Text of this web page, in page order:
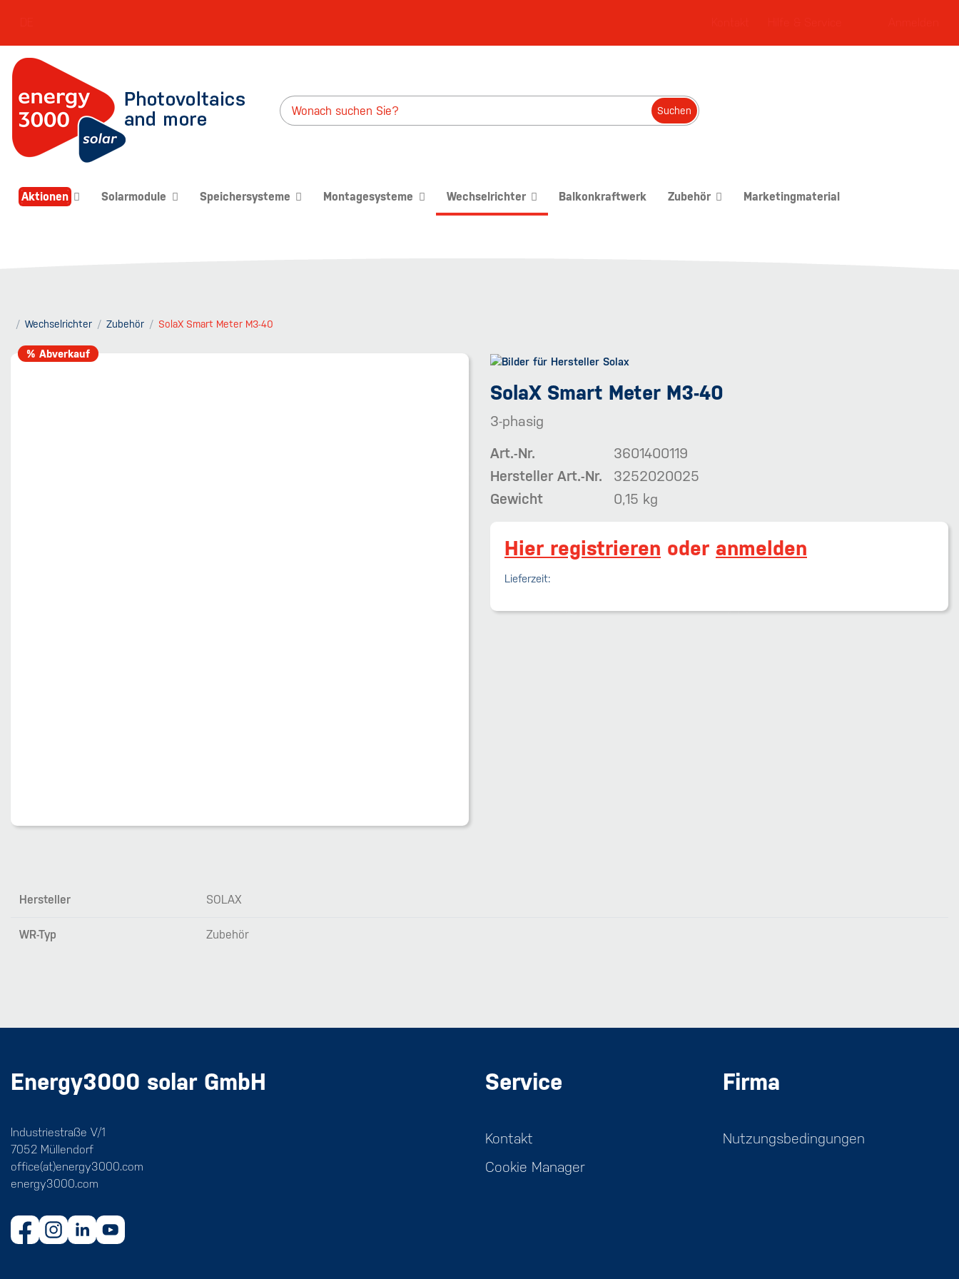
Suchen
Aktionen Solarmodule Speichersysteme Montagesysteme Wechselrichter Balkonkraftwerk Zubehör Marketingmaterial
Wechselrichter Zubehör SolaX Smart Meter M3-40
% Abverkauf
SolaX Smart Meter M3-40
3-phasig
Art.-Nr.
3601400119
Hersteller Art.-Nr.
3252020025
Gewicht
0,15 kg
Hier registrieren oder anmelden
Lieferzeit:
Hersteller SOLAX
WR-Typ Zubehör
Energy3000 solar GmbH
Industriestraße V/1
7052 Müllendorf
office(at)energy3000.com
energy3000.com
Service
Kontakt
Cookie Manager
Firma
Nutzungsbedingungen